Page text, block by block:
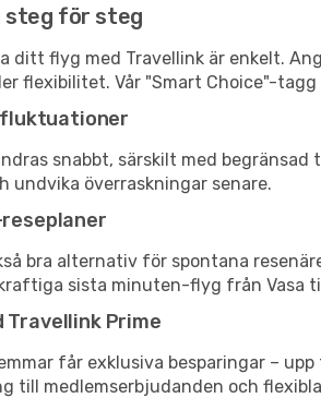
steg för steg
ditt flyg med Travellink är enkelt.
flexibilitet. Vår "Smart Choice"-
snabbt, särskilt med
undvika överraskningar senare.
bra alternativ för spontana
sista minuten-flyg från Vasa
Travellink Prime
får exklusiva besparingar –
till medlemserbjudanden och